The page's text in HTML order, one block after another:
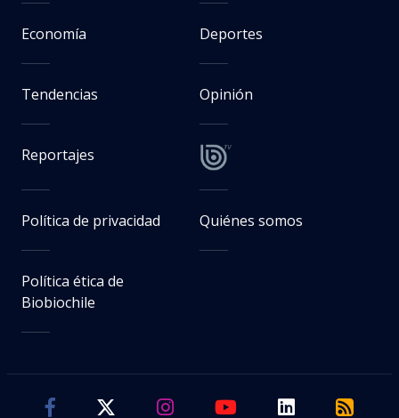
Economía Deportes
Tendencias Opinión
Reportajes
Política de privacidad Quiénes somos
Política ética de
Biobiochile